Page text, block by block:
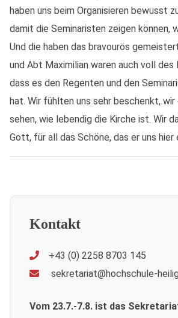
haben uns beim Organisieren bewusst
damit die Seminaristen zeigen können,
Und die haben das bravourös
und Abt Maximilian waren auch voll
dass es den Regenten und den
hat. Wir fühlten uns sehr beschenkt,
sehen, wie lebendig die Kirche ist. Wir
Gott, für all das Schöne, das er uns
Kontakt
+43 (0) 2258 8703 145
sekretariat@hochschule-
Vom 23.7.-7.8. ist das